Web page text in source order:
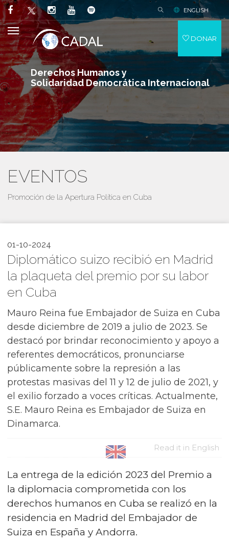
Derechos Humanos y
Solidaridad Democrática Internacional
ENGLISH
DONAR
EVENTOS
Promoción de la Apertura Política en Cuba
01-10-2024
Diplomático suizo recibió en Madrid
la plaqueta del premio por su labor
en Cuba
Mauro Reina fue Embajador de Suiza en Cuba
desde diciembre de 2019 a julio de 2023. Se
destacó por brindar reconocimiento y apoyo a
referentes democráticos, pronunciarse
públicamente sobre la represión a las
protestas masivas del 11 y 12 de julio de 2021, y
el exilio forzado a voces críticas. Actualmente,
S.E. Mauro Reina es Embajador de Suiza en
Dinamarca.
Read it in English
La entrega de la edición 2023 del Premio a
la diplomacia comprometida con los
derechos humanos en Cuba se realizó en la
residencia en Madrid del Embajador de
Suiza en España y Andorra.